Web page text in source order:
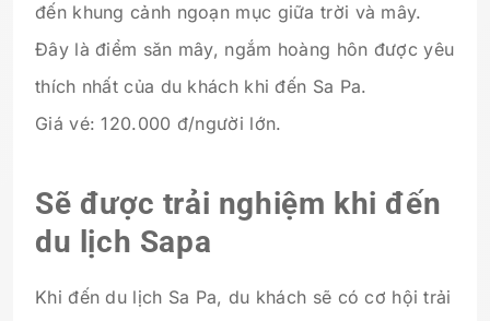
đến khung cảnh ngoạn mục giữa trời và mây.
Đây là điểm săn mây, ngắm hoàng hôn được yêu
thích nhất của du khách khi đến Sa Pa.
Giá vé: 120.000 đ/người lớn.
Sẽ được trải nghiệm khi đến
du lịch Sapa
Khi đến du lịch Sa Pa, du khách sẽ có cơ hội trải